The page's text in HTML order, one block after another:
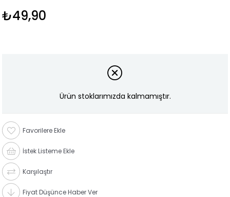
₺49,90
Ürün stoklarımızda kalmamıştır.
Favorilere Ekle
İstek Listeme Ekle
Karşılaştır
Fiyat Düşünce Haber Ver